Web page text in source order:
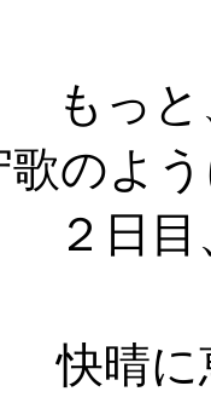
美
のよ
事
れ